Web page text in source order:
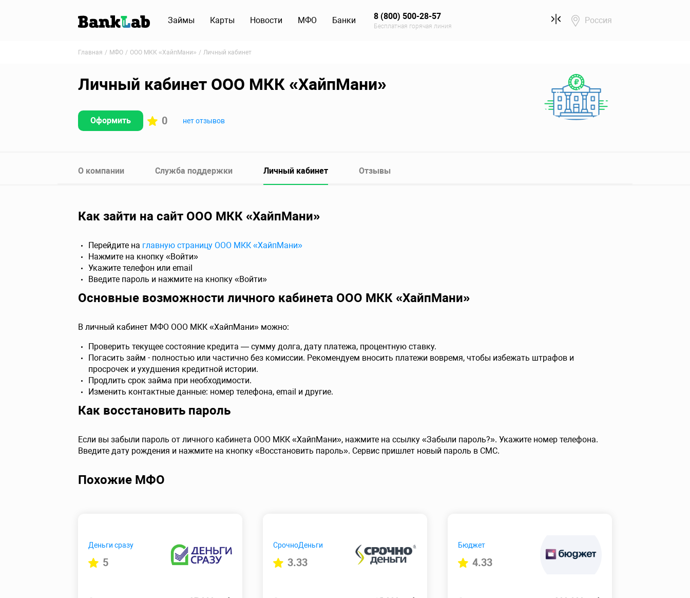
Займы Карты Новости МФО Банки 8 (800) 500-28-57
Бесплатная горячая линия
Россия
Главная МФО ООО МКК «ХайпМани» Личный кабинет
Личный кабинет ООО МКК «ХайпМани»
Оформить 0 нет отзывов
О компании Служба поддержки Личный кабинет Отзывы
Как зайти на сайт ООО МКК «ХайпМани»
Перейдите на главную страницу ООО МКК «ХайпМани»
Нажмите на кнопку «Войти»
Укажите телефон или email
Введите пароль и нажмите на кнопку «Войти»
Основные возможности личного кабинета ООО МКК «ХайпМани»
В личный кабинет МФО ООО МКК «ХайпМани» можно:
Проверить текущее состояние кредита — сумму долга, дату платежа, процентную ставку.
Погасить займ - полностью или частично без комиссии. Рекомендуем вносить платежи вовремя, чтобы избежать штрафов и
просрочек и ухудшения кредитной истории.
Продлить срок займа при необходимости.
Изменить контактные данные: номер телефона, email и другие.
Как восстановить пароль
Если вы забыли пароль от личного кабинета ООО МКК «ХайпМани», нажмите на ссылку «Забыли пароль?». Укажите номер телефона.
Введите дату рождения и нажмите на кнопку «Восстановить пароль». Сервис пришлет новый пароль в СМС.
Похожие МФО
Деньги сразу
5
СрочноДеньги
3.33
Бюджет
4.33